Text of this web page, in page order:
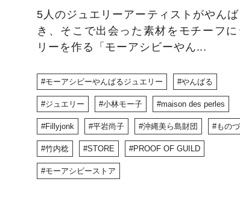
5人のジュエリーアーティストがやん
き、そこで出会った素材をモチーフに
リーを作る「モーアシビーやん...
モーアシビーやんばるジュエリー やんばる
ジュエリー 小林モー子 maison des perles
Fillyjonk 平岩尚子 沖縄美ら島財団 もの
竹内稔 STORE PROOF OF GUILD
モーアシビーストア